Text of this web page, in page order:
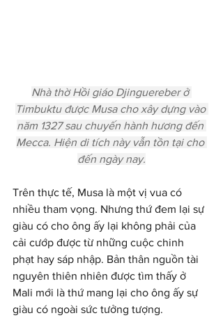
Nhà thờ Hồi giáo Djinguereber ở
Timbuktu được Musa cho xây dựng vào
năm 1327 sau chuyến hành hương đến
Mecca. Hiện di tích này vẫn tồn tại cho
đến ngày nay.
Trên thực tế, Musa là một vị vua có
nhiều tham vọng. Nhưng thứ đem lại sự
giàu có cho ông ấy lại không phải của
cải cướp được từ những cuộc chinh
phạt hay sáp nhập. Bản thân nguồn tài
nguyên thiên nhiên được tìm thấy ở
Mali mới là thứ mang lại cho ông ấy sự
giàu có ngoài sức tưởng tượng.